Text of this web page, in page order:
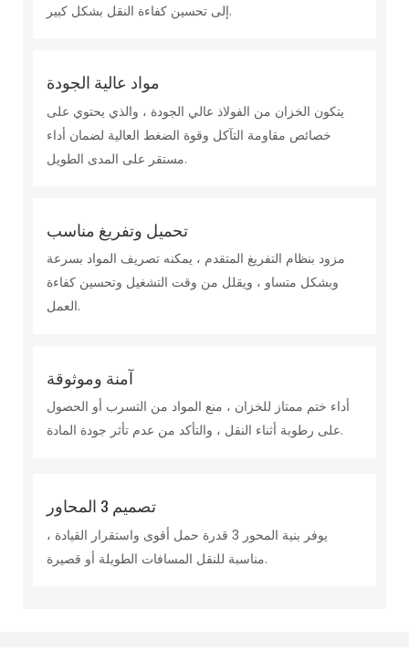
إلى تحسين كفاءة النقل بشكل كبير.
مواد عالية الجودة
يتكون الخزان من الفولاذ عالي الجودة ، والذي يحتوي على
خصائص مقاومة التآكل وقوة الضغط العالية لضمان أداء
مستقر على المدى الطويل.
تحميل وتفريغ مناسب
مزود بنظام التفريغ المتقدم ، يمكنه تصريف المواد بسرعة
وبشكل متساو ، ويقلل من وقت التشغيل وتحسين كفاءة
العمل.
آمنة وموثوقة
أداء ختم ممتاز للخزان ، منع المواد من التسرب أو الحصول
على رطوبة أثناء النقل ، والتأكد من عدم تأثر جودة المادة.
تصميم 3 المحاور
يوفر بنية المحور 3 قدرة حمل أقوى واستقرار القيادة ،
مناسبة للنقل المسافات الطويلة أو قصيرة.